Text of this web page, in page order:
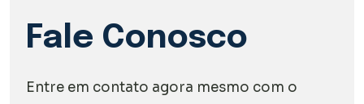
Fale Conosco
Entre em contato agora mesmo com o